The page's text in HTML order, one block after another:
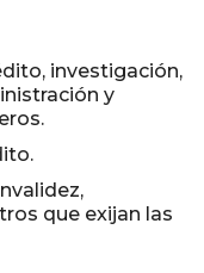
investigación,
y
que exijan las